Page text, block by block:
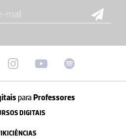
paraProfessores
DIGITAIS